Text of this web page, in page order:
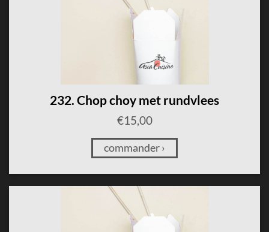
232. Chop choy met rundvlees
€15,00
commander ›